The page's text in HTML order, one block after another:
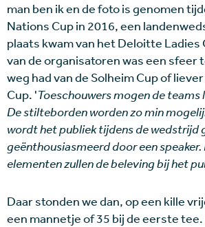
man ben ik en de foto is genomen
Nations Cup in 2016, een
plaats kwam van het Deloitte Ladies
van de organisatoren was een sfeer
weg had van de Solheim Cup of
Cup. 'Toeschouwers mogen de teams
De stilteborden worden zo min
wordt het publiek tijdens de wedstrijd
geënthousiasmeerd door een speaker.
elementen zullen de beleving bij het
Daar stonden we dan, op een kille
een mannetje of 35 bij de eerste